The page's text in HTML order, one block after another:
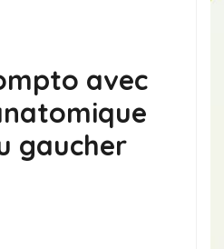
avec
gaucher